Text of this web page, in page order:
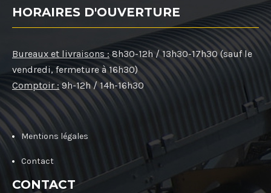
HORAIRES D'OUVERTURE
Bureaux et livraisons : 8h30-12h / 13h30-17h30 (sauf le
vendredi, fermeture à 16h30)
Comptoir : 9h-12h / 14h-16h30
Mentions légales
Contact
CONTACT